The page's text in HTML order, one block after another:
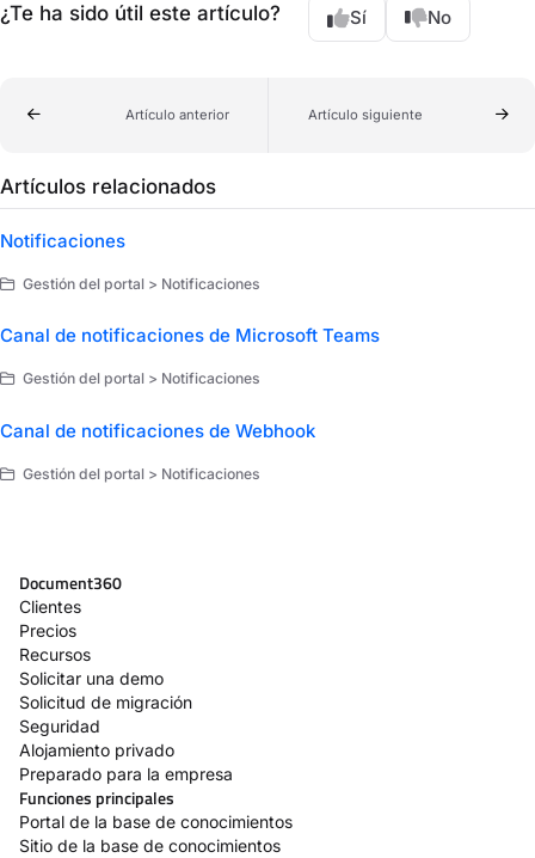
¿Te ha sido útil este artículo? Sí No
Artículo anterior Artículo siguiente
Artículos relacionados
Notificaciones
Gestión del portal > Notificaciones
Canal de notificaciones de Microsoft Teams
Gestión del portal > Notificaciones
Canal de notificaciones de Webhook
Gestión del portal > Notificaciones
Document360
Clientes
Precios
Recursos
Solicitar una demo
Solicitud de migración
Seguridad
Alojamiento privado
Preparado para la empresa
Funciones principales
Portal de la base de conocimientos
Sitio de la base de conocimientos